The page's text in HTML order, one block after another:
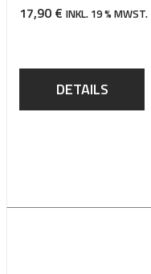
17,90 € INKL. 19 % MWST.
DETAILS